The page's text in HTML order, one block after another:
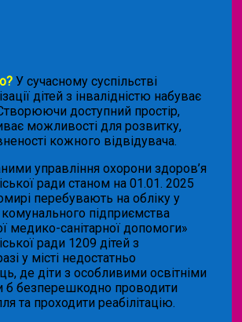
У сучасному суспільстві
дітей з інвалідністю набуває
доступний простір,
можливості для розвитку,
кожного відвідувача.
управління охорони здоров’я
ради станом на 01.01. 2025
перебувають на обліку у
комунального підприємства
медико-санітарної допомоги»
ради 1209 дітей з
у місті недостатньо
де діти з особливими освітніми
б безперешкодно проводити
та проходити реабілітацію.